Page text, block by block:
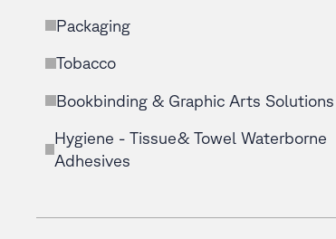
Packaging
Tobacco
Bookbinding & Graphic Arts Solutions
Hygiene - Tissue& Towel Waterborne
Adhesives